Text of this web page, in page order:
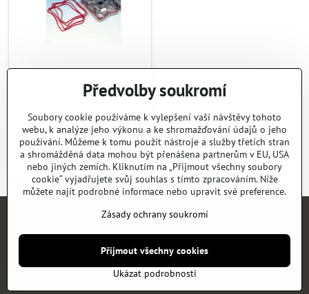
Těsnění víka XL 07-20
Sportster
Skladem
290 Kč
Do košíku
KATALOGY NEWS
©2026CopyrightPředvolby soukromíZásady ochrany soukromí
Vytvořeno systémem:ByznysWeb.cz
Předvolby soukromí
Soubory cookie používáme k vylepšení vaší návštěvy tohoto
webu, k analýze jeho výkonu a ke shromažďování údajů o jeho
používání. Můžeme k tomu použít nástroje a služby třetích stran
a shromážděná data mohou být přenášena partnerům v EU, USA
nebo jiných zemích. Kliknutím na „Přijmout všechny soubory
cookie“ vyjadřujete svůj souhlas s tímto zpracováním. Níže
můžete najít podrobné informace nebo upravit své preference.
Zásady ochrany soukromí
Ukázat podrobnosti
Přijmout všechny cookies